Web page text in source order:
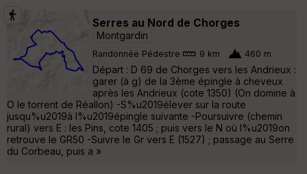
Serres au Nord de Chorges
Montgardin
Randonnée Pédestre 9 km 460 m
Départ : D 69 de Chorges vers les Andrieux :
garer (à g) de la 3ème épingle à cheveux
après les Andrieux (cote 1350) (On domine à
O le torrent de Réallon) -S%u2019élever sur la route
jusqu%u2019à l%u2019épingle suivante -Poursuivre (chemin
rural) vers E : les Pins, cote 1405 ; puis vers le N où l%u2019on
retrouve le GR50 -Suivre le Gr vers E (1527) ; passage au Serre
du Corbeau, puis a »